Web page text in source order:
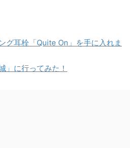
グ耳栓「Quite On」を手に入れま
」に行ってみた！